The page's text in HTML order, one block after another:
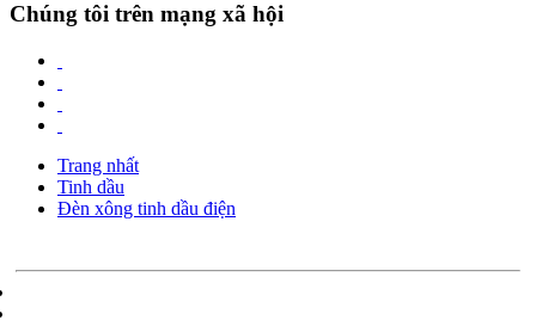
Chúng tôi trên mạng xã hội
Trang nhất
Tinh dầu
Đèn xông tinh dầu điện